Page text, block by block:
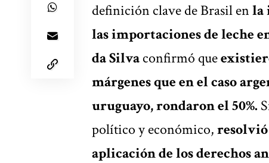
definición clave de Brasil enla
las importaciones de leche
da Silvaconfirmó que
márgenes que en el caso
uruguayo, rondaron el 50%.
político y económico,
aplicación de los derechos